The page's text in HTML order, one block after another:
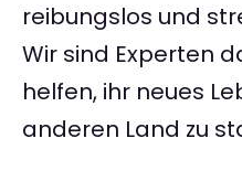
reibungslos und
Wir sind Experten
helfen, ihr neues
anderen Land zu